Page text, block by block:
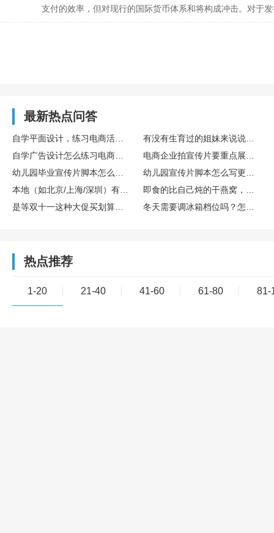
支付的效率，但对现行的国际货币体系和将构成冲击。对于
最新热点问答
热点推荐
1-20 21-40 41-60 61-80 81-